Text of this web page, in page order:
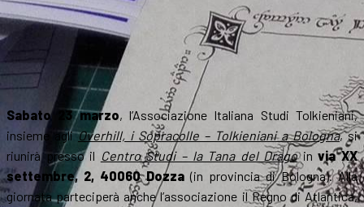
Sabato 23 marzo, l’Associazione Italiana Studi Tolkieniani,
insieme agliOverhill, i Sopracolle – Tolkieniani a Bologna, si
riunirà presso il Centro Studi – la Tana del Dragoinvia XX
settembre, 2, 40060 Dozza (in provincia di Bologna). Alla
giornata parteciperà anche l’associazione il Regno di Atlantica,